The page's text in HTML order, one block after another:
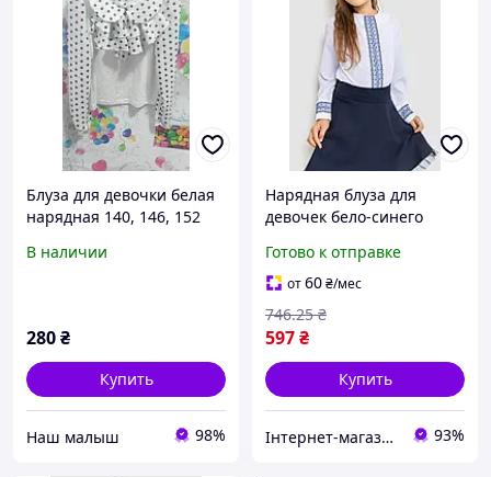
Блуза для девочки белая
нарядная 140, 146, 152
В наличии
280₴
Купить
‏Наш малыш 98%
Нарядная блуза для
девочек бело-синего
из качественного
материала для
праздников
Готово к отправке
от60₴/мес
597₴
746.25 ₴
Купить
Інтернет-магазин Look 100 Clothes 93%